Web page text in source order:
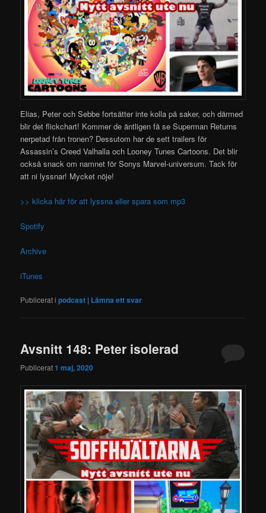
Elias, Peter och Sebbe fortsätter inte kolla på saker, och därmed
blir det flickchart! Kommer de äntligen få se Superman Returns
nerpetad från tronen? Dessutom har de sett trailers för
Assassin’s Creed Valhalla och Looney Tunes Cartoons. Det blir
också snack om namnet för Sonys Marvel-universum. Tack för
att ni lyssnar! Mycket nöje!
>> klicka här för att lyssna eller spara som mp3
Spotify
Archive
iTunes
Publicerat i podcast | Lämna ett svar
Avsnitt 148: Peter isolerad
Publicerat1 maj, 2020